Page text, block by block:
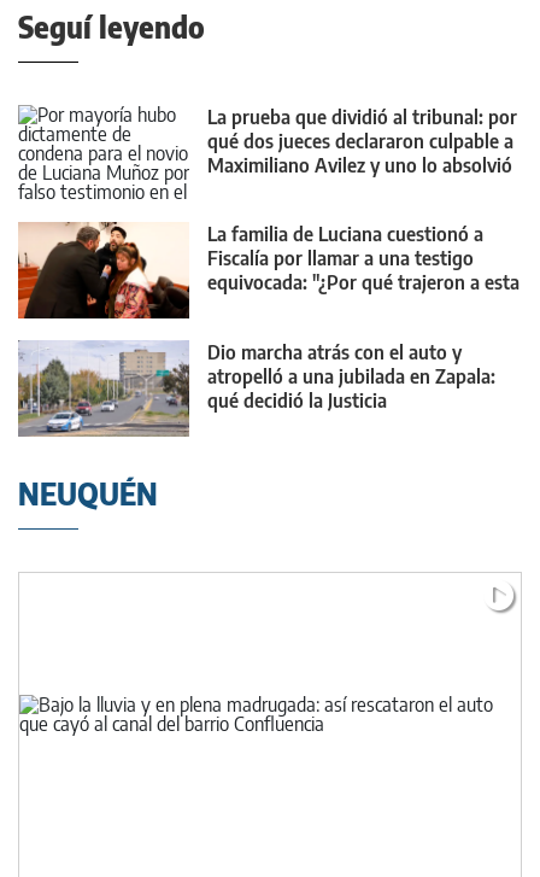
Seguí leyendo
La prueba que dividió al tribunal: por
qué dos jueces declararon culpable a
Maximiliano Avilez y uno lo absolvió
La familia de Luciana cuestionó a
Fiscalía por llamar a una testigo
equivocada: "¿Por qué trajeron a esta
Dio marcha atrás con el auto y
atropelló a una jubilada en Zapala:
qué decidió la Justicia
NEUQUÉN